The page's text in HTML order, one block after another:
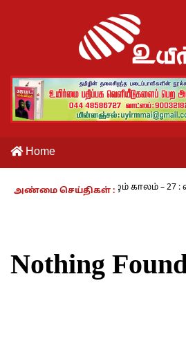
Home
அண்மை செய்திகள் :நாம் வாழும் காலம் – 27 :
Nothing